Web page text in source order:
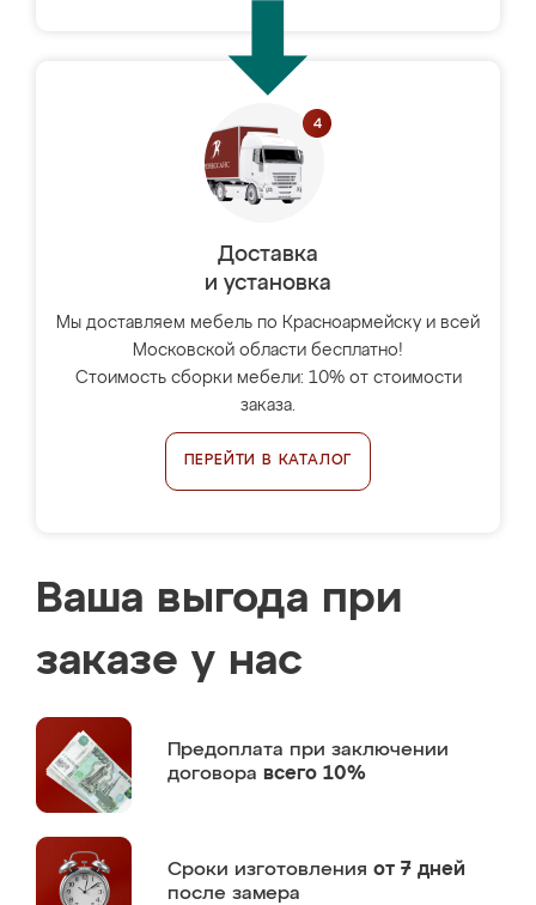
Доставка
и установка
Мы доставляем мебель по Красноармейску и всей
Московской области бесплатно!
Стоимость сборки мебели: 10% от стоимости
заказа.
ПЕРЕЙТИ В КАТАЛОГ
Ваша выгода при
заказе у нас
Предоплата при заключении
договора всего 10%
Сроки изготовления от 7 дней
после замера